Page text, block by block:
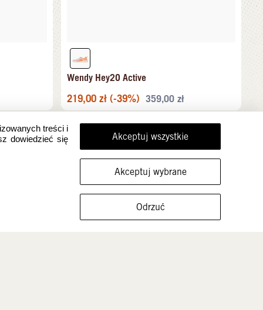
FILTRUJ ROZMIARY
Wendy Hey2O Active
219,00 zł (-39%) 359,00 zł
treści i
dowiedzieć się
Akceptuj wszystkie
Akceptuj wybrane
Odrzuć